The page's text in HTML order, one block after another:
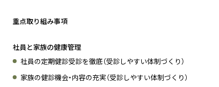
重点取り組み事項
社員と家族の健康管理
社員の定期健診受診を徹底（受診しやすい体制づくり）
家族の健診機会・内容の充実（受診しやすい体制づくり）